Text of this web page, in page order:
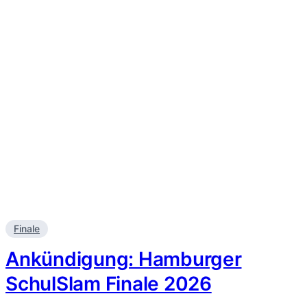
Finale
Ankündigung: Hamburger
SchulSlam Finale 2026